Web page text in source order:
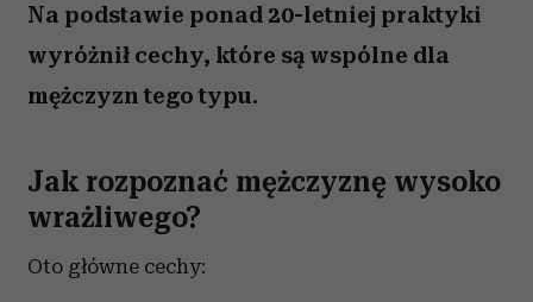
Na podstawie ponad 20-letniej praktyki
wyróżnił cechy, które są wspólne dla
mężczyzn tego typu.
Jak rozpoznać mężczyznę wysoko
wrażliwego?
Oto główne cechy: